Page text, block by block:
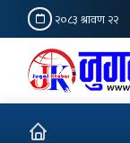
२०८३ श्रावण २२